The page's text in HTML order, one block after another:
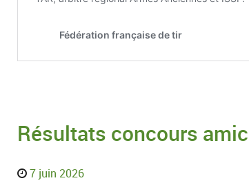
Résultats concours
7 juin 2026